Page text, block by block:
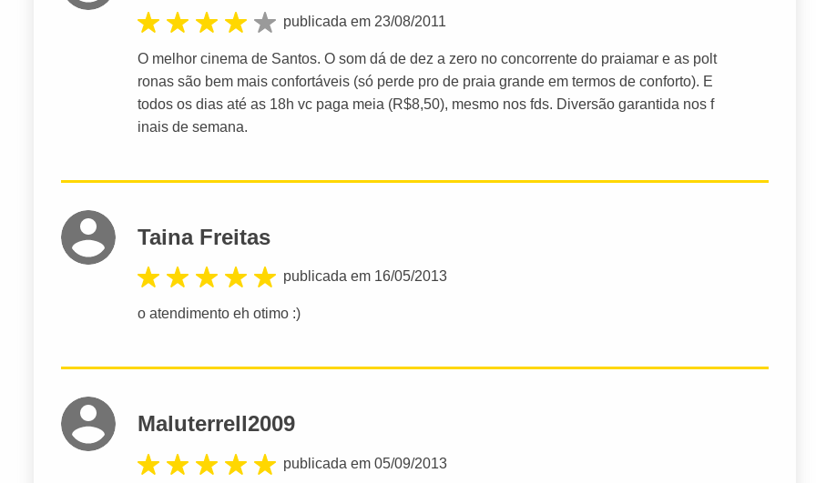
publicada em 23/08/2011
O melhor cinema de Santos. O som dá de dez a zero no concorrente do praiamar e as polt
ronas são bem mais confortáveis (só perde pro de praia grande em termos de conforto). E
todos os dias até as 18h vc paga meia (R$8,50), mesmo nos fds. Diversão garantida nos f
inais de semana.
Taina Freitas
publicada em 16/05/2013
o atendimento eh otimo :)
Maluterrell2009
publicada em 05/09/2013